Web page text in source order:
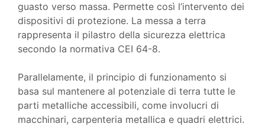
guasto verso massa. Permette così l’intervento dei
dispositivi di protezione. La messa a terra
rappresenta il pilastro della sicurezza elettrica
secondo la normativa CEI 64-8.
Parallelamente, il principio di funzionamento si
basa sul mantenere al potenziale di terra tutte le
parti metalliche accessibili, come involucri di
macchinari, carpenteria metallica e quadri elettrici.